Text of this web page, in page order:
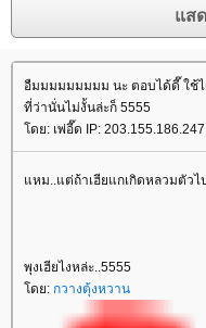
อืมมมมมมมมม นะ ตอบได้ดี๊ ใช้
ที่ว่านั่นไม่งั้นล่ะก็ 5555
ดย: เพ่อี๊ด IP:
หม..แต่ถ้าเฮียแกเกิดหลวมตัวไป
พุงเฮียไงหล่ะ..5555
ดย: กวางตุ้งหวาน